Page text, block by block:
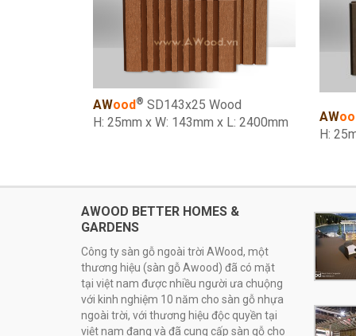
AWood® SD143x25 Wood
H: 25mm x W: 143mm x L: 2400mm
AW
H:
AWOOD BETTER HOMES &
GARDENS
Công ty sàn gỗ ngoài trời AWood, một
thương hiệu (sàn gỗ Awood) đã có mặt
tại việt nam được nhiều người ưa chuộng
với kinh nghiệm 10 năm cho sàn gỗ nhựa
ngoài trời, với thương hiệu độc quyền tại
việt nam đang và đã cung cấp sàn gỗ cho